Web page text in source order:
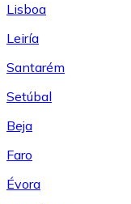
Lisboa
Leiría
Santarém
Setúbal
Beja
Faro
Évora